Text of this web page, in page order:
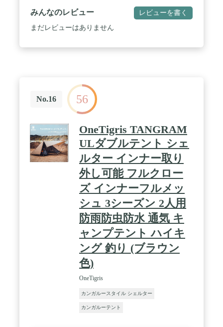
みんなのレビュー レビューを書く
まだレビューはありません
No.16 56
OneTigris TANGRAM
ULダブルテント シェ
ルター インナー取り
外し可能 フルクロー
ズ インナーフルメッ
シュ 3シーズン 2人用
防雨防虫防水 通気 キ
ャンプテント ハイキ
ング 釣り (ブラウン
色)
OneTigris
カンガルースタイル シェルター
カンガルーテント